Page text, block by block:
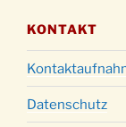
KONTAKT
Datenschutz